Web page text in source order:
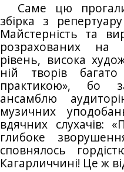
Саме цю
збірка з
Майстерність та
розрахованих на
рівень, висока
ній творів
практикою», бо
ансамблю
музичних
вдячних слухачів:
глибоке
сповнялось
Кагарличчині! Це ж